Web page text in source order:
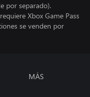
por separado).
Xbox Game Pass
se venden por
MÁS